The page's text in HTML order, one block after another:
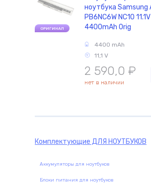
ОРИГИНАЛ
ноутбука Samsung
PB6NC6W NC10
4400mAh Orig
4400 mAh
11,1 V
2 590,0 ₽
нет в наличии
Комплектующие ДЛЯ НОУТБУКОВ
Аккумуляторы для ноутбуков
Блоки питания для ноутбуков